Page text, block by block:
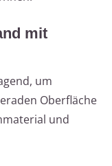
mit
um
Oberfläche
und